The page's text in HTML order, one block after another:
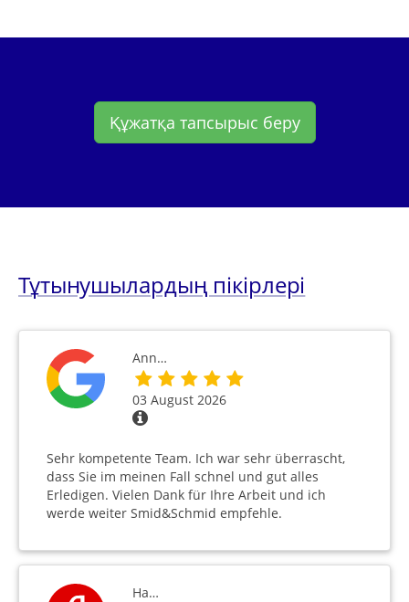
Құжатқа тапсырыс беру
Тұтынушылардың пікірлері
Ann…
03 August 2026
Sehr kompetente Team. Ich war sehr überrascht,
dass Sie im meinen Fall schnel und gut alles
Erledigen. Vielen Dank für Ihre Arbeit und ich
werde weiter Smid&Schmid empfehle.
На…